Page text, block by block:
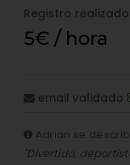
Registro
5€ / hora
email validado
Adrian se
"Divertido,